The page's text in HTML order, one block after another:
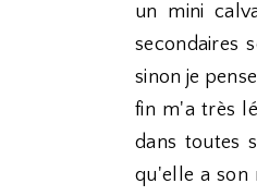
un mini
secondaires
sinon je
fin m'a très
dans toutes
qu'elle a son